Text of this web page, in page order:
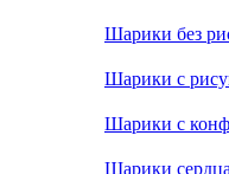
Шарики без
Шарики с
Шарики с
Шарики